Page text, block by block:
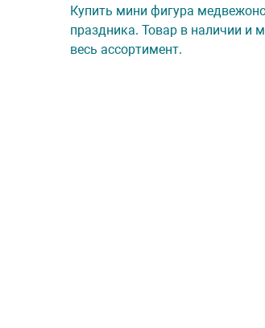
Купить мини фигура
праздника. Товар в наличии и
весь ассортимент.